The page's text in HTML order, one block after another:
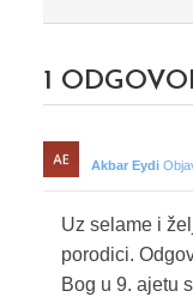
1
Akbar Eydi
Uz selame i
porodici.
Bog u 9. ajetu